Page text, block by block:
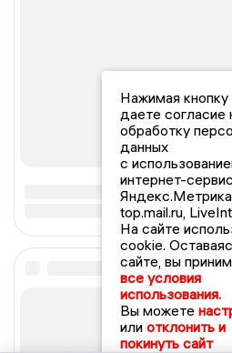
Нажимая кнопку
даете согласие
обработку
данных
с
интернет-
top.mail.ru,
На сайте
cookie.
сайте, вы
все условия
использования.
Вы можете
или отклонить и
покинуть сайт